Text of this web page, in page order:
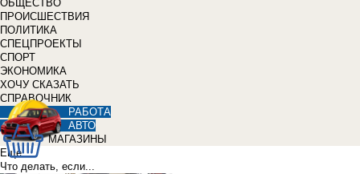
ОБЩЕСТВО
ПРОИСШЕСТВИЯ
ПОЛИТИКА
СПЕЦПРОЕКТЫ
СПОРТ
ЭКОНОМИКА
ХОЧУ СКАЗАТЬ
СПРАВОЧНИК
РАБОТА
АВТО
МАГАЗИНЫ
Еще
Что делать, если...